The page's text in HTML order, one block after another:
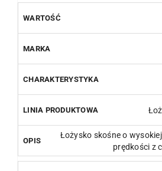
Łożysko skośne o
prędkości z